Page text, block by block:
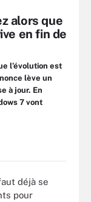
alors que
en fin de
l’évolution est
lève un
à jour. En
7 vont
déjà se
pour